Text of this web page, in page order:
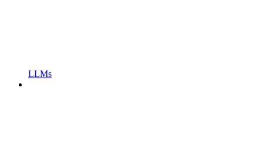
LLMs